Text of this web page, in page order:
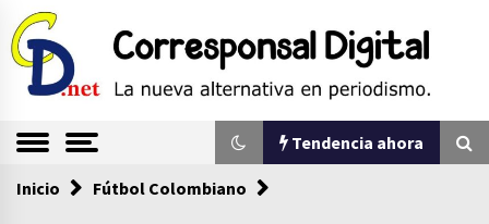
Saltar
al
contenido
Corresponsal
Digital
La nueva alternativa en periodismo
Tendencia ahora
Tendencia ahora
Inicio Fútbol Colombiano